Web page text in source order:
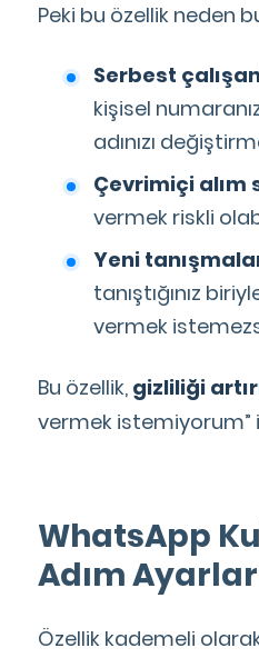
Peki bu özellik neden
Serbest
kişisel
adınızı
Çevrimiçi alım
vermek riskli
Yeni
tanıştığınız
vermek
Bu özellik, gizliliği
vermek istemiyorum”
WhatsApp
Adım Ayarlar
Özellik kademeli